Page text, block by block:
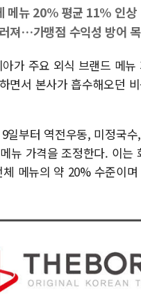
메뉴 20% 평균 11% 인상
져…가맹점 수익성 방어
가 주요 외식 브랜드 메
면서 본사가 흡수해오던
일부터 역전우동, 미정국
뉴 가격을 조정한다. 이는
메뉴의 약 20% 수준이